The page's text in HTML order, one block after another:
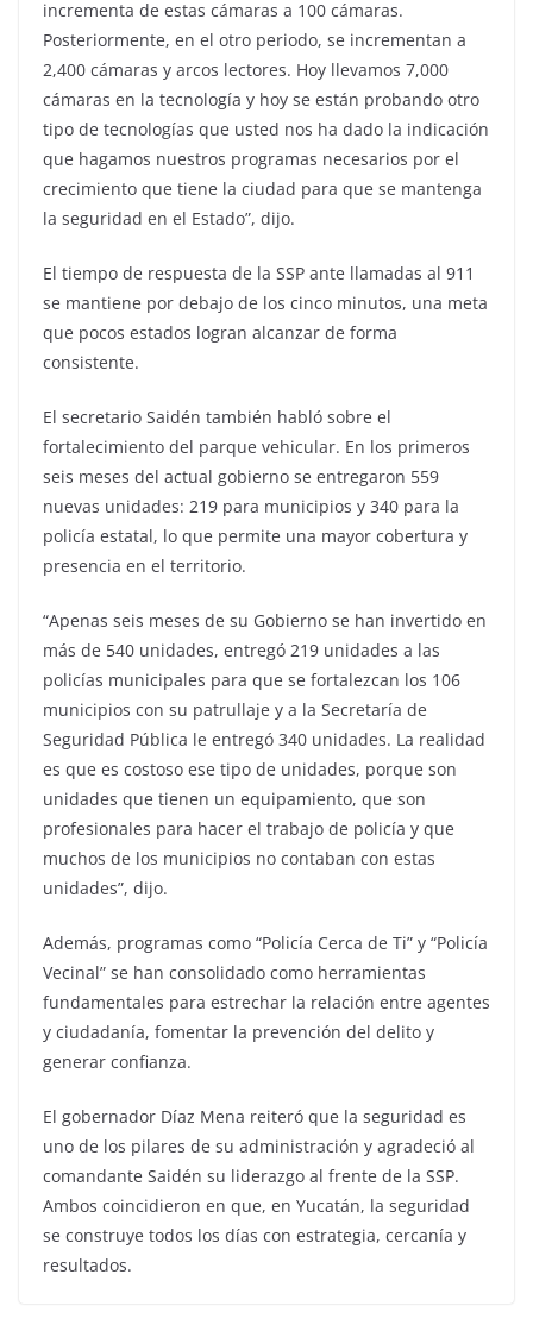
incrementa de estas cámaras a 100 cámaras.
Posteriormente, en el otro periodo, se incrementan a
2,400 cámaras y arcos lectores. Hoy llevamos 7,000
cámaras en la tecnología y hoy se están probando otro
tipo de tecnologías que usted nos ha dado la indicación
que hagamos nuestros programas necesarios por el
crecimiento que tiene la ciudad para que se mantenga
la seguridad en el Estado”, dijo.
El tiempo de respuesta de la SSP ante llamadas al 911
se mantiene por debajo de los cinco minutos, una meta
que pocos estados logran alcanzar de forma
consistente.
El secretario Saidén también habló sobre el
fortalecimiento del parque vehicular. En los primeros
seis meses del actual gobierno se entregaron 559
nuevas unidades: 219 para municipios y 340 para la
policía estatal, lo que permite una mayor cobertura y
presencia en el territorio.
“Apenas seis meses de su Gobierno se han invertido en
más de 540 unidades, entregó 219 unidades a las
policías municipales para que se fortalezcan los 106
municipios con su patrullaje y a la Secretaría de
Seguridad Pública le entregó 340 unidades. La realidad
es que es costoso ese tipo de unidades, porque son
unidades que tienen un equipamiento, que son
profesionales para hacer el trabajo de policía y que
muchos de los municipios no contaban con estas
unidades”, dijo.
Además, programas como “Policía Cerca de Ti” y “Policía
Vecinal” se han consolidado como herramientas
fundamentales para estrechar la relación entre agentes
y ciudadanía, fomentar la prevención del delito y
generar confianza.
El gobernador Díaz Mena reiteró que la seguridad es
uno de los pilares de su administración y agradeció al
comandante Saidén su liderazgo al frente de la SSP.
Ambos coincidieron en que, en Yucatán, la seguridad
se construye todos los días con estrategia, cercanía y
resultados.